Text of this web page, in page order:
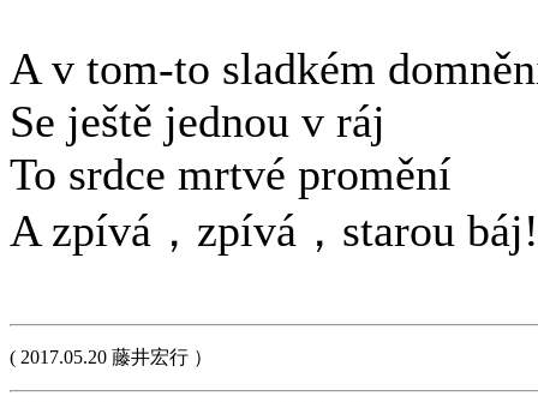
A v tom-to sladkém
Se ještě jednou v ráj
To srdce mrtvé promění
A zpívá，zpívá，starou báj!
( 2017.05.20 藤井宏行 ）